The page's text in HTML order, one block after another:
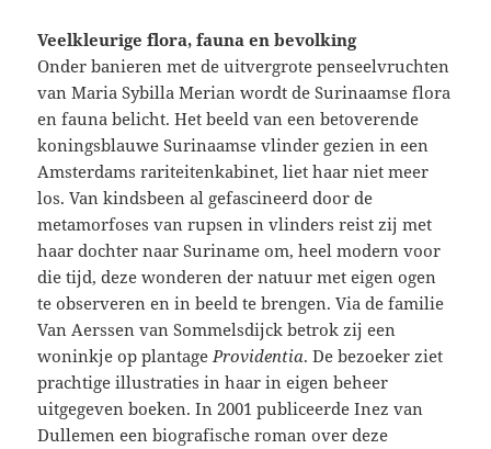
Veelkleurige flora, fauna en bevolking
Onder banieren met de uitvergrote penseelvruchten
van Maria Sybilla Merian wordt de Surinaamse flora
en fauna belicht. Het beeld van een betoverende
koningsblauwe Surinaamse vlinder gezien in een
Amsterdams rariteitenkabinet, liet haar niet meer
los. Van kindsbeen al gefascineerd door de
metamorfoses van rupsen in vlinders reist zij met
haar dochter naar Suriname om, heel modern voor
die tijd, deze wonderen der natuur met eigen ogen
te observeren en in beeld te brengen. Via de familie
Van Aerssen van Sommelsdijck betrok zij een
woninkje op plantageProvidentia. De bezoeker ziet
prachtige illustraties in haar in eigen beheer
uitgegeven boeken. In 2001 publiceerde Inez van
Dullemen een biografische roman over deze